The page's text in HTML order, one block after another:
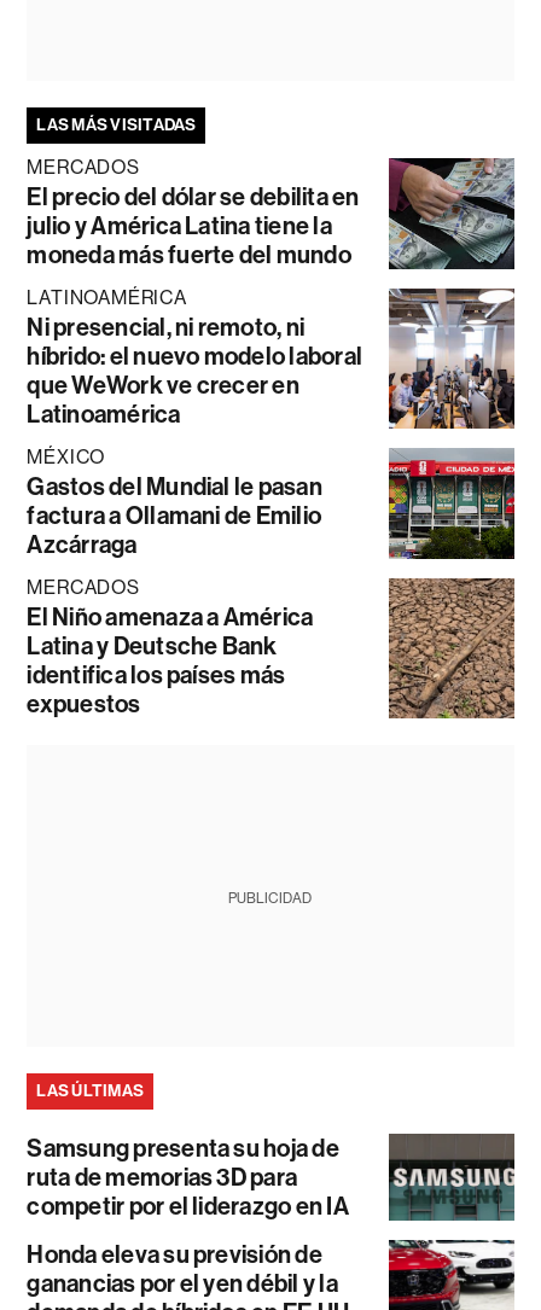
LAS MÁS VISITADAS
MERCADOS
El precio del dólar se debilita en
julio y América Latina tiene la
moneda más fuerte del mundo
LATINOAMÉRICA
Ni presencial, ni remoto, ni
híbrido: el nuevo modelo laboral
que WeWork ve crecer en
Latinoamérica
MÉXICO
Gastos del Mundial le pasan
factura a Ollamani de Emilio
Azcárraga
MERCADOS
El Niño amenaza a América
Latina y Deutsche Bank
identifica los países más
expuestos
PUBLICIDAD
LAS ÚLTIMAS
Samsung presenta su hoja de
ruta de memorias 3D para
competir por el liderazgo en IA
Honda eleva su previsión de
ganancias por el yen débil y la